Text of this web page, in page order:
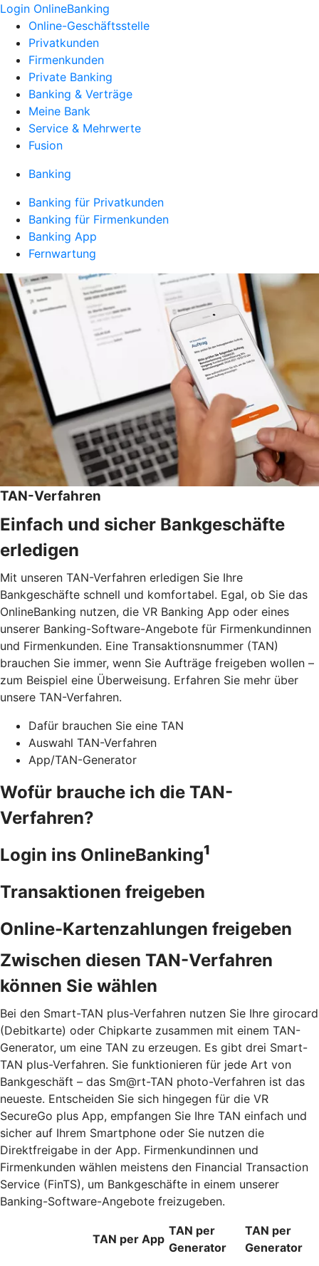
Login OnlineBanking
Online-Geschäftsstelle
Privatkunden
Firmenkunden
Private Banking
Banking & Verträge
Meine Bank
Service & Mehrwerte
Fusion
Banking
Banking für Privatkunden
Banking für Firmenkunden
Banking App
Fernwartung
TAN-Verfahren
Einfach und sicher Bankgeschäfte
erledigen
Mit unseren TAN-Verfahren erledigen Sie Ihre
Bankgeschäfte schnell und komfortabel. Egal, ob Sie das
OnlineBanking nutzen, die VR Banking App oder eines
unserer Banking-Software-Angebote für Firmenkundinnen
und Firmenkunden. Eine Transaktionsnummer (TAN)
brauchen Sie immer, wenn Sie Aufträge freigeben wollen –
zum Beispiel eine Überweisung. Erfahren Sie mehr über
unsere TAN-Verfahren.
Dafür brauchen Sie eine TAN
Auswahl TAN-Verfahren
App/TAN-Generator
Wofür brauche ich die TAN-
Verfahren?
Login ins OnlineBanking1
Transaktionen freigeben
Online-Kartenzahlungen freigeben
Zwischen diesen TAN-Verfahren
können Sie wählen
Bei den Smart-TAN plus-Verfahren nutzen Sie Ihre girocard
(Debitkarte) oder Chipkarte zusammen mit einem TAN-
Generator, um eine TAN zu erzeugen. Es gibt drei Smart-
TAN plus-Verfahren. Sie funktionieren für jede Art von
Bankgeschäft – das Sm@rt-TAN photo-Verfahren ist das
neueste. Entscheiden Sie sich hingegen für die VR
SecureGo plus App, empfangen Sie Ihre TAN einfach und
sicher auf Ihrem Smartphone oder Sie nutzen die
Direktfreigabe in der App. Firmenkundinnen und
Firmenkunden wählen meistens den Financial Transaction
Service (FinTS), um Bankgeschäfte in einem unserer
Banking-Software-Angebote freizugeben.
TAN per App
TAN per
Generator
TAN per
Generator